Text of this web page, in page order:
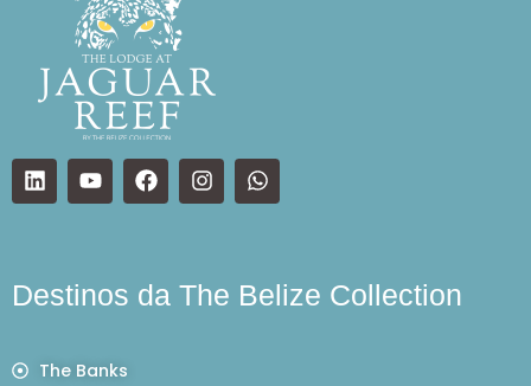
Destinos da The Belize Collection
The Banks